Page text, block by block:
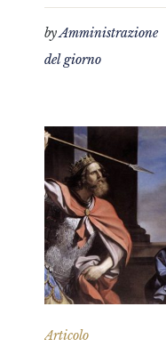
byAmministrazione
del giorno
Articolo